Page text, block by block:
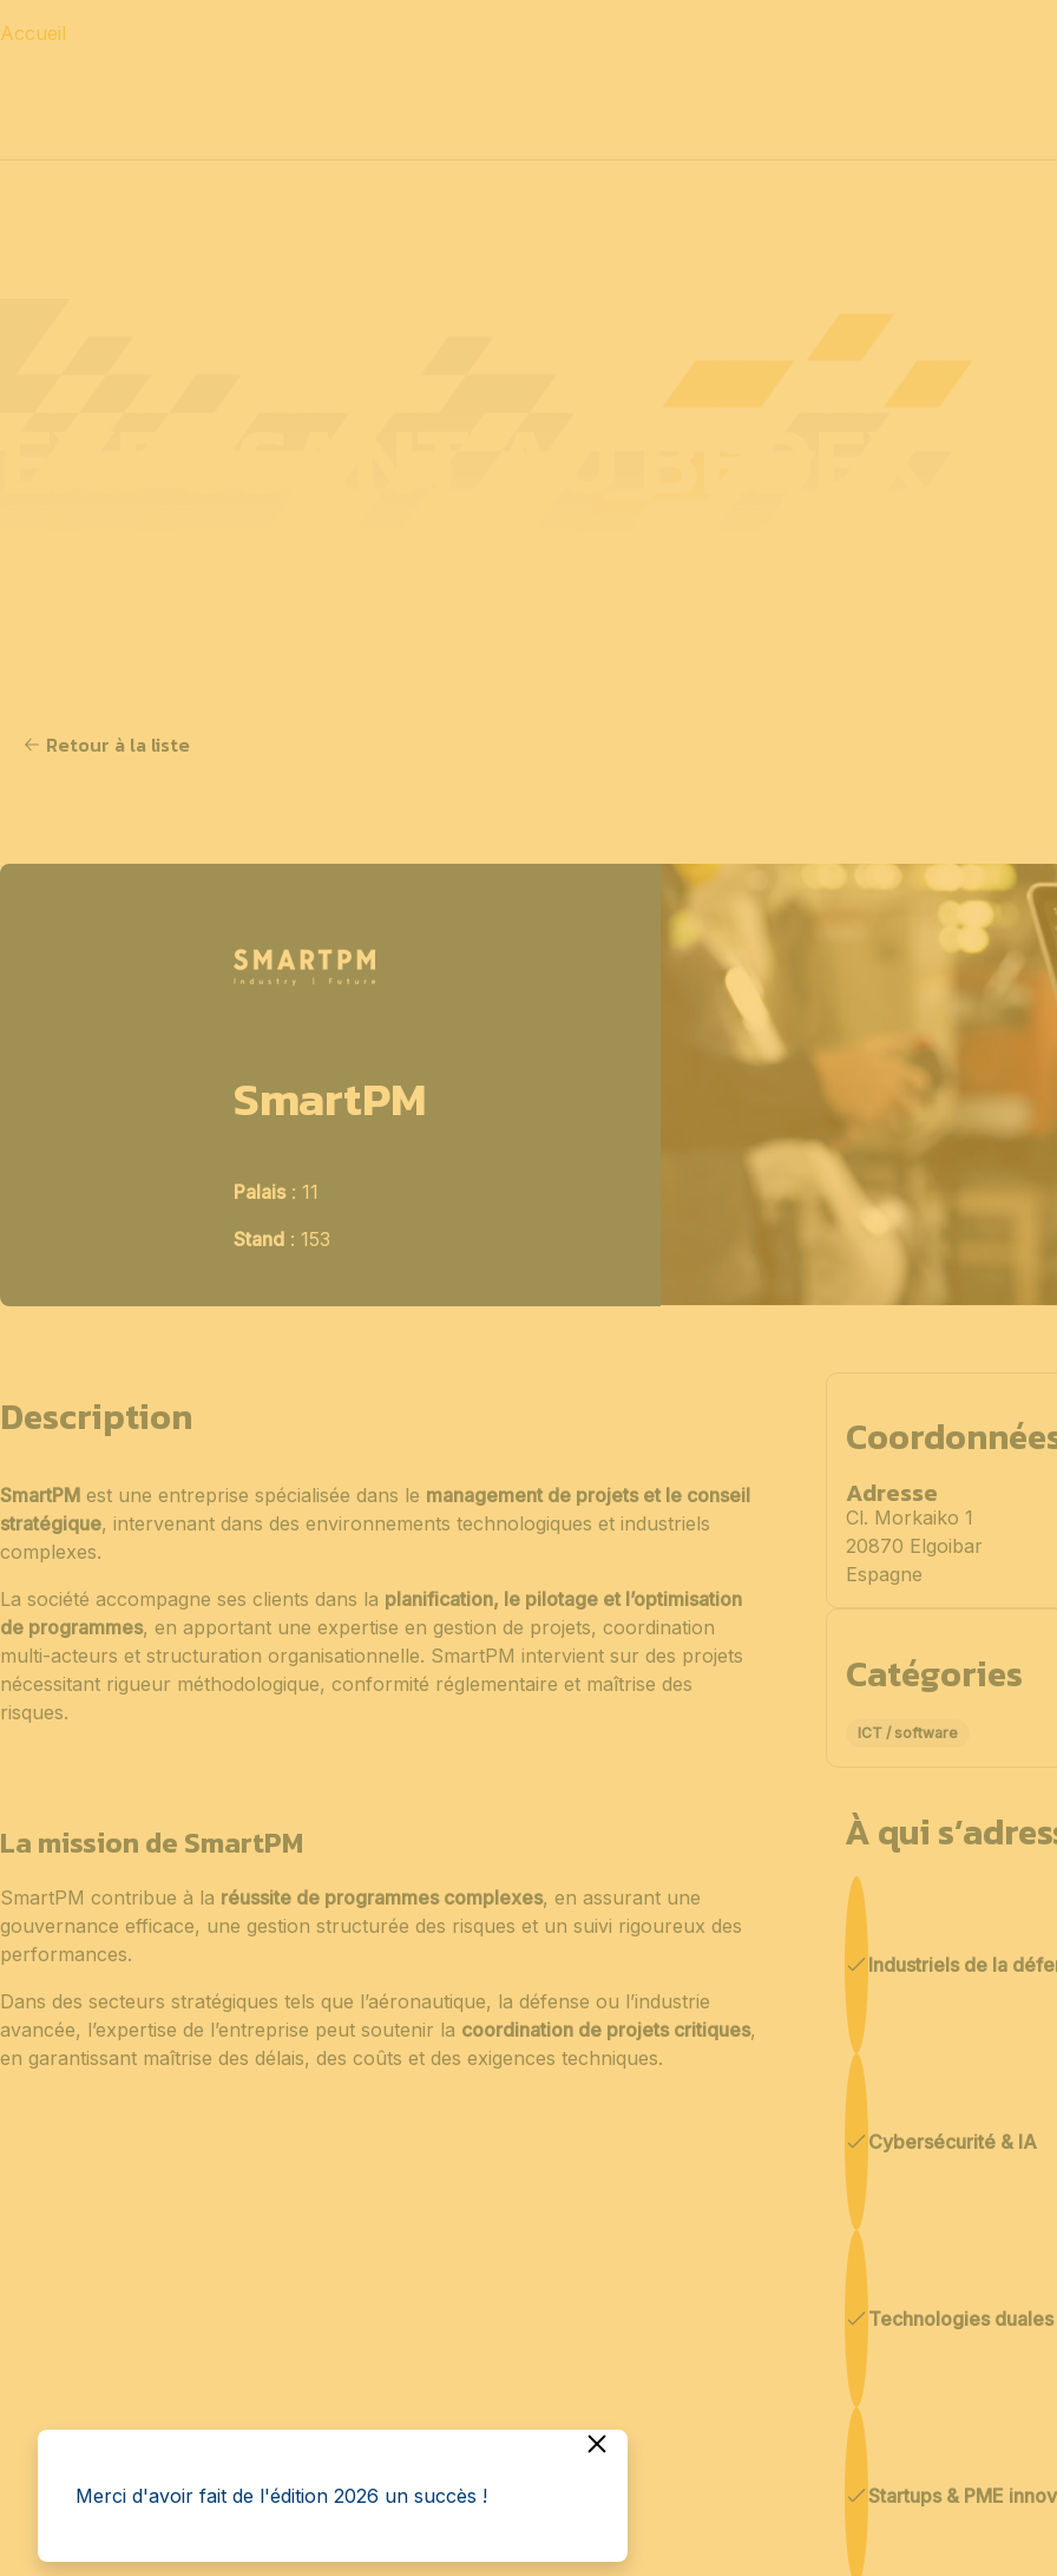
Accueil
Retour à la liste
SmartPM
Palais: 11
Stand : 153
Description
SmartPM est une entreprise spécialisée dans le management de projets et le conseil
stratégique, intervenant dans des environnements technologiques et industriels
complexes.
La société accompagne ses clients dans la planification, le pilotage et l’optimisation
de programmes, en apportant une expertise en gestion de projets, coordination
multi-acteurs et structuration organisationnelle. SmartPM intervient sur des projets
nécessitant rigueur méthodologique, conformité réglementaire et maîtrise des
risques.
La mission de SmartPM
SmartPM contribue à la réussite de programmes complexes, en assurant une
gouvernance efficace, une gestion structurée des risques et un suivi rigoureux des
performances.
Dans des secteurs stratégiques tels que l’aéronautique, la défense ou l’industrie
avancée, l’expertise de l’entreprise peut soutenir la coordination de projets critiques,
en garantissant maîtrise des délais, des coûts et des exigences techniques.
Adresse
Cl. Morkaiko 1
20870 Elgoibar
Espagne
Catégories
ICT / software
À qui
Industriels de la
Cybersécurité & IA
Technologies duales
Startups & PME
Merci d'avoir fait de l'édition 2026 un succès !